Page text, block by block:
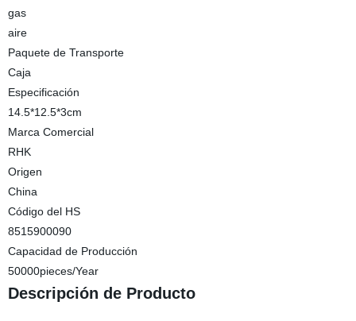
gas
aire
Paquete de Transporte
Caja
Especificación
14.5*12.5*3cm
Marca Comercial
RHK
Origen
China
Código del HS
8515900090
Capacidad de Producción
50000pieces/Year
Descripción de Producto